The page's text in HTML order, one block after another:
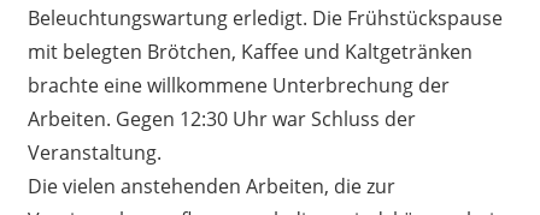
Beleuchtungswartung erledigt. Die Frühstückspause
mit belegten Brötchen, Kaffee und Kaltgetränken
brachte eine willkommene Unterbrechung der
Arbeiten. Gegen 12:30 Uhr war Schluss der
Veranstaltung.
Die vielen anstehenden Arbeiten, die zur